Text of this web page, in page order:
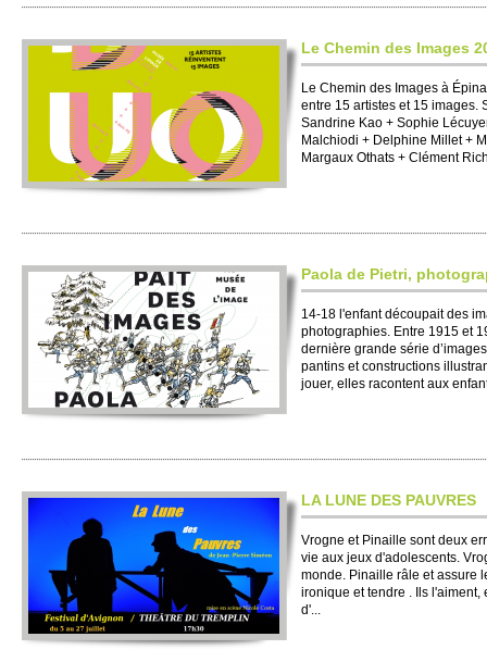
Le Che­min des Images
Le Che­min des Images à
entre 15 arti­stes et 15 images.
Sandrine Kao + So­phie
Mal­chiodi + De­l­phine Mi­llet +
Margaux Othats + Clément
Paola de Pi­e­tri,
14-18 l'enfant découpait des
photographies. Entre 1915 et
dernière grande série
pantins et constructi­ons
jouer, elles racontent aux
LA LUNE DES PAUVRES
Vrogne et Pinai­lle sont deux
vie aux jeux d'ado­lescents.
monde. Pinai­lle râle et assure
ironique et tendre . Ils
d'...